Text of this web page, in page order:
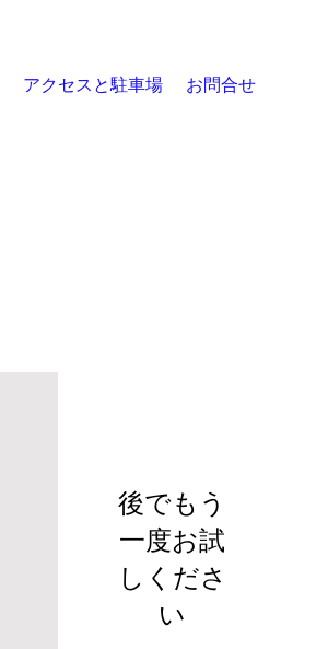
アクセスと駐車場 お問合せ
後でもう
一度お試
しくださ
い